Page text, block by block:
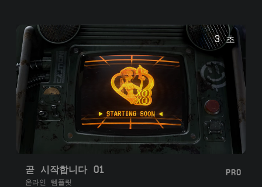
3 초
곧 시작합니다 01
온라인 템플릿
PRO